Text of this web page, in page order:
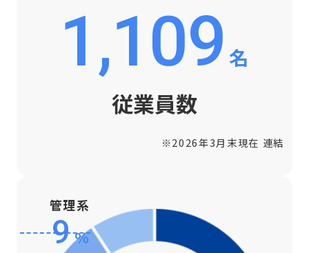
1,109 名
従業員数
※2026年3月末現在 連結
管理系
9%